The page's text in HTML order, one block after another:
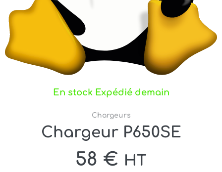
En stock Expédié demain
Chargeurs
Chargeur P650SE
58 € HT